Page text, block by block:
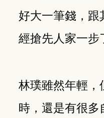
好大一筆錢，跟
經搶先人家一步
林璞雖然年輕，
時，還是有很多